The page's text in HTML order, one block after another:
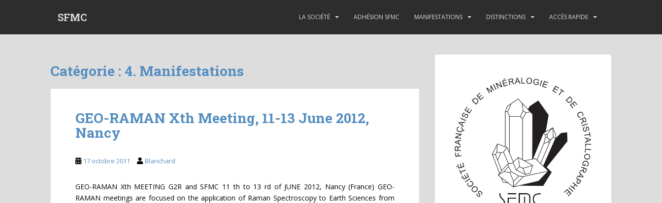
SFMC LA SOCIÉTÉ ADHÉSION SFMC MANIFESTATIONS DISTINCTIONS ACCÈS RAPIDE
Catégorie : 4. Manifestations
GEO-RAMAN Xth Meeting, 11-13 June 2012,
Nancy
17 octobre 2011 Blanchard
GEO-RAMAN Xth MEETING G2R and SFMC 11 th to 13 rd of JUNE 2012, Nancy (France) GEO-
RAMAN meetings are focused on the application of Raman Spectroscopy to Earth Sciences from